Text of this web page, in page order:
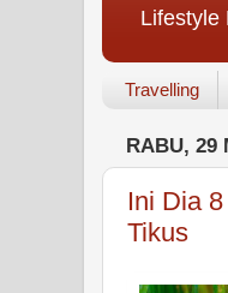
Lifestyle
Travelling
RABU, 29
Ini Dia
Tikus